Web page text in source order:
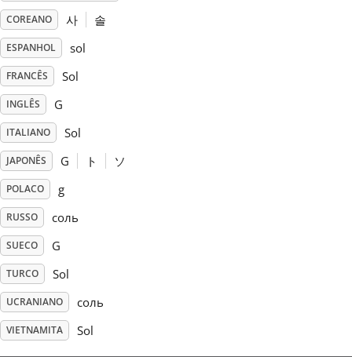
Русский
Tiếng Việt
Türkçe
繁體中文
COREANO 사 솔
ESPANHOL sol
FRANCÊS Sol
INGLÊS G
ITALIANO Sol
JAPONÊS G ト ソ
POLACO g
RUSSO соль
SUECO G
TURCO Sol
UCRANIANO соль
VIETNAMITA Sol